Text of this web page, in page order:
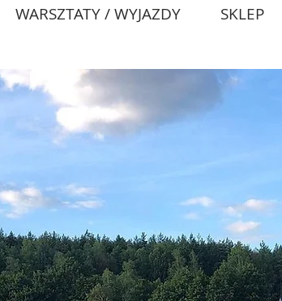
WARSZTATY / WYJAZDY SKLEP